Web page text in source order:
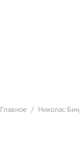
Главное Николас